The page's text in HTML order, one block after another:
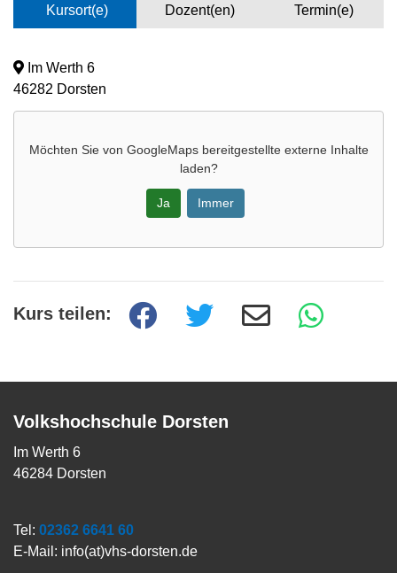
Kursort(e) Dozent(en) Termin(e)
Im Werth 6
46282 Dorsten
Möchten Sie von GoogleMapsbereitgestellte externe Inhalte
laden?
Ja Immer
Kurs teilen:
Volkshochschule Dorsten
Im Werth 6
46284 Dorsten
Tel: 02362 6641 60
E-Mail: info(at)vhs-dorsten.de